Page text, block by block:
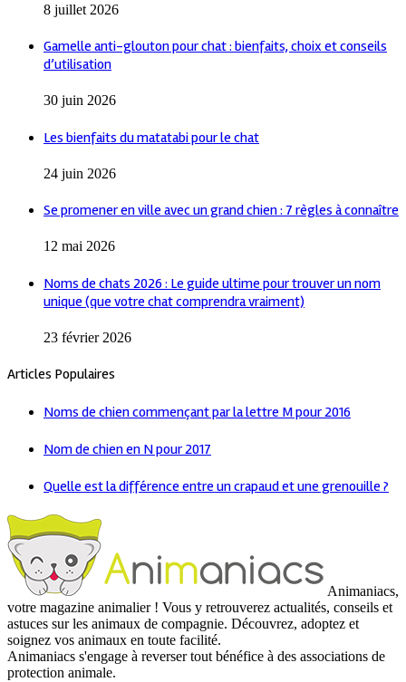
8 juillet 2026
Gamelle anti-glouton pour chat : bienfaits, choix et conseils
d’utilisation
30 juin 2026
Les bienfaits du matatabi pour le chat
24 juin 2026
Se promener en ville avec un grand chien : 7 règles à connaître
12 mai 2026
Noms de chats 2026 : Le guide ultime pour trouver un nom
unique (que votre chat comprendra vraiment)
23 février 2026
Articles Populaires
Noms de chien commençant par la lettre M pour 2016
Nom de chien en N pour 2017
Quelle est la différence entre un crapaud et une grenouille ?
Animaniacs,
votre magazine animalier ! Vous y retrouverez actualités, conseils et
astuces sur les animaux de compagnie. Découvrez, adoptez et
soignez vos animaux en toute facilité.
Animaniacs s'engage à reverser tout bénéfice à des associations de
protection animale.